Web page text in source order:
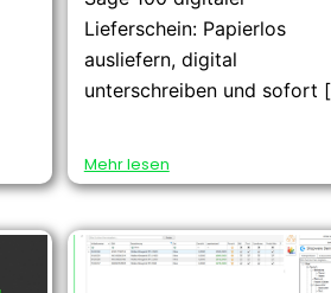
Lieferschein: Papierlos
ausliefern, digital
unterschreiben und sofort
Mehr lesen